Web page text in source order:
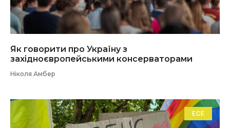
Як говорити про Україну з
західноєвропейськими консерваторами
Ніколя Амбер
ЕСЕ